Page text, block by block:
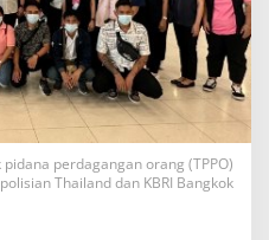
perdagangan orang (TPPO)
Thailand dan KBRI Bangkok